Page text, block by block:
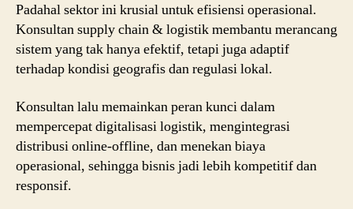
Padahal sektor ini krusial untuk efisiensi operasional.
Konsultan supply chain & logistik membantu merancang
sistem yang tak hanya efektif, tetapi juga adaptif
terhadap kondisi geografis dan regulasi lokal.
Konsultan lalu memainkan peran kunci dalam
mempercepat digitalisasi logistik, mengintegrasi
distribusi online-offline, dan menekan biaya
operasional, sehingga bisnis jadi lebih kompetitif dan
responsif.